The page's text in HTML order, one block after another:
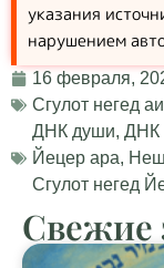
указания
нарушением
16 февраля,
Сгулот негед
ДНК души, ДНК
Йецер ара,
Сгулот негед
Свежие